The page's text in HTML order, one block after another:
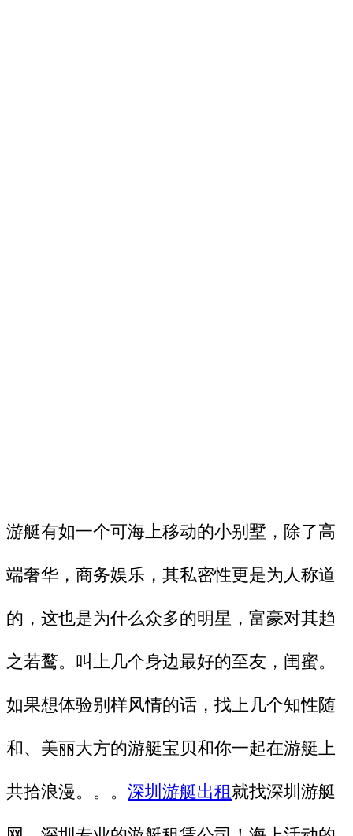
游艇有如一个可海上移动的小别墅，除了高
端奢华，商务娱乐，其私密性更是为人称道
的，这也是为什么众多的明星，富豪对其趋
之若鹜。叫上几个身边最好的至友，闺蜜。
如果想体验别样风情的话，找上几个知性随
和、美丽大方的游艇宝贝和你一起在游艇上
共拾浪漫。。。 深圳游艇出租就找深圳游艇